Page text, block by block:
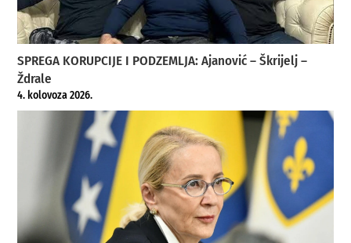
SPREGA KORUPCIJE I PODZEMLJA: Ajanović – Škrijelj –
Ždrale
4. kolovoza 2026.